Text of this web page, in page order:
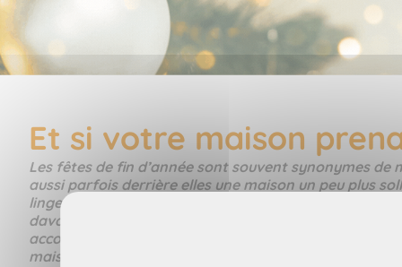
Et si votre maison
Les fêtes de fin d’année sont souvent synonymes
aussi parfois derrière elles une maison un peu plus
linge à traiter, des sols à nettoyer. Pour 2026, et si
davantage de temps pour ce qui compte vraiment pour
accompagnons au quotidien pour vous libérer des
maison propre et agréable, tout au long de l’année.